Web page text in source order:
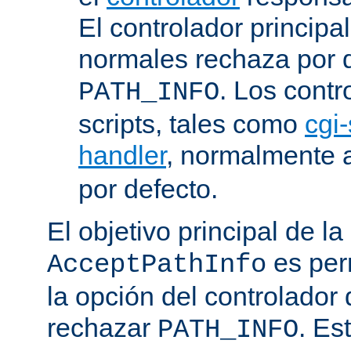
El controlador
normales rechaza por
PATH_INFO. Los
scripts, tales como
handler, normalmente
por defecto.
El objetivo principal de la
AcceptPathInfo es
la opción del controlador
rechazar PATH_INFO.